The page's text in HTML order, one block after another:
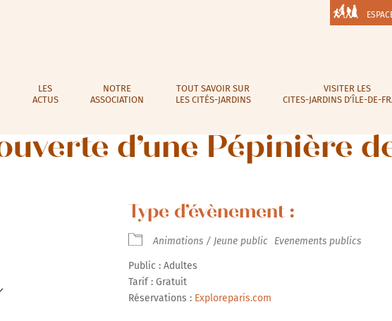
LES
ACTUS
NOTRE
ASSOCIATION
TOUT SAVOIR SUR
LES CITÉS-JARDINS
VISITER LES
CITES-JARDINS D’ÎLE-DE-
d’une Pépinière
Type d’évènement :
Animations / Jeune public Evenements publics
Public : Adultes
Tarif : Gratuit
Réservations : Exploreparis.com